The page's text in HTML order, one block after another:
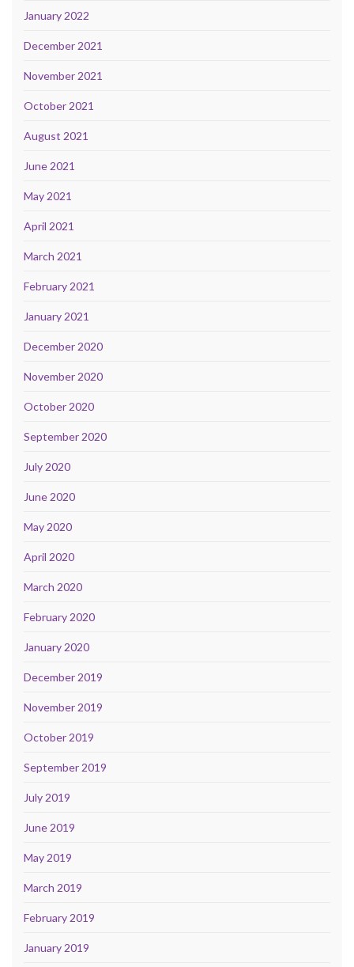
January 2022
December 2021
November 2021
October 2021
August 2021
June 2021
May 2021
April 2021
March 2021
February 2021
January 2021
December 2020
November 2020
October 2020
September 2020
July 2020
June 2020
May 2020
April 2020
March 2020
February 2020
January 2020
December 2019
November 2019
October 2019
September 2019
July 2019
June 2019
May 2019
March 2019
February 2019
January 2019